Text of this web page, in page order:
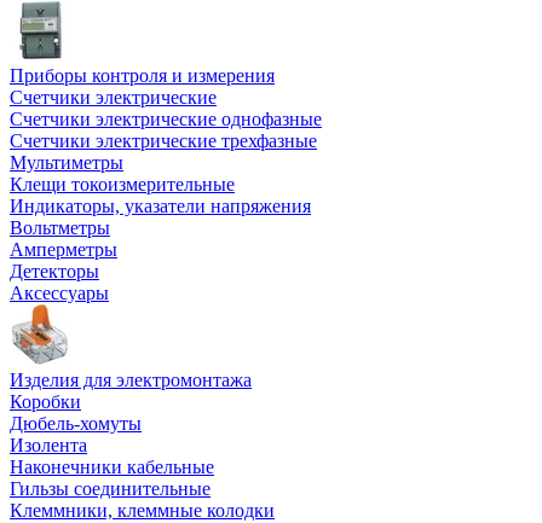
Приборы контроля и измерения
Счетчики электрические
Счетчики электрические однофазные
Счетчики электрические трехфазные
Мультиметры
Клещи токоизмерительные
Индикаторы, указатели напряжения
Вольтметры
Амперметры
Детекторы
Аксессуары
Изделия для электромонтажа
Коробки
Дюбель-хомуты
Изолента
Наконечники кабельные
Гильзы соединительные
Клеммники, клеммные колодки